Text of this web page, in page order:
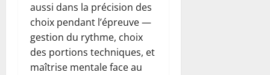
aussi dans la précision des
choix pendant l’épreuve —
gestion du rythme, choix
des portions techniques, et
maîtrise mentale face au